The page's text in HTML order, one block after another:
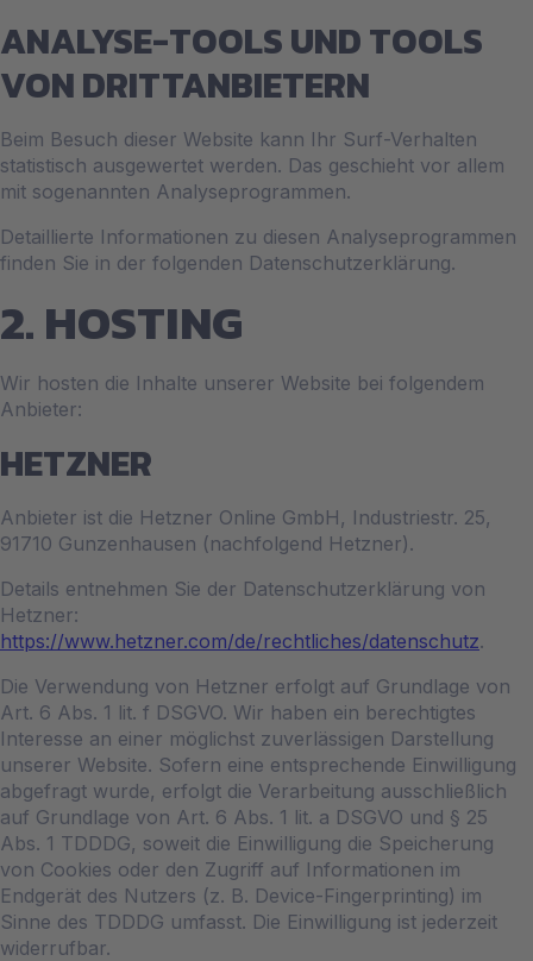
ANALYSE-TOOLS UND TOOLS
VON DRITT­ANBIETERN
Beim Besuch dieser Website kann Ihr Surf-Verhalten
statistisch ausgewertet werden. Das geschieht vor allem
mit sogenannten Analyseprogrammen.
Detaillierte Informationen zu diesen Analyseprogrammen
finden Sie in der folgenden Datenschutzerklärung.
2. HOSTING
Wir hosten die Inhalte unserer Website bei folgendem
Anbieter:
HETZNER
Anbieter ist die Hetzner Online GmbH, Industriestr. 25,
91710 Gunzenhausen (nachfolgend Hetzner).
Details entnehmen Sie der Datenschutzerklärung von
Hetzner:
https://www.hetzner.com/de/rechtliches/datenschutz.
Die Verwendung von Hetzner erfolgt auf Grundlage von
Art. 6 Abs. 1 lit. f DSGVO. Wir haben ein berechtigtes
Interesse an einer möglichst zuverlässigen Darstellung
unserer Website. Sofern eine entsprechende Einwilligung
abgefragt wurde, erfolgt die Verarbeitung ausschließlich
auf Grundlage von Art. 6 Abs. 1 lit. a DSGVO und § 25
Abs. 1 TDDDG, soweit die Einwilligung die Speicherung
von Cookies oder den Zugriff auf Informationen im
Endgerät des Nutzers (z. B. Device-Fingerprinting) im
Sinne des TDDDG umfasst. Die Einwilligung ist jederzeit
widerrufbar.